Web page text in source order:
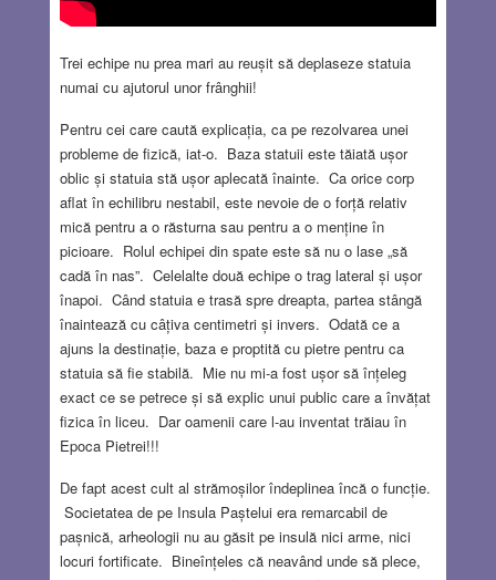
Trei echipe nu prea mari au reușit să deplaseze statuia
numai cu ajutorul unor frânghii!
Pentru cei care caută explicația, ca pe rezolvarea unei
probleme de fizică, iat-o. Baza statuii este tăiată ușor
oblic și statuia stă ușor aplecată înainte. Ca orice corp
aflat în echilibru nestabil, este nevoie de o forță relativ
mică pentru a o răsturna sau pentru a o menține în
picioare. Rolul echipei din spate este să nu o lase „să
cadă în nas”. Celelalte două echipe o trag lateral și ușor
înapoi. Când statuia e trasă spre dreapta, partea stângă
înaintează cu câțiva centimetri și invers. Odată ce a
ajuns la destinație, baza e proptită cu pietre pentru ca
statuia să fie stabilă. Mie nu mi-a fost ușor să înțeleg
exact ce se petrece și să explic unui public care a învățat
fizica în liceu. Dar oamenii care l-au inventat trăiau în
Epoca Pietrei!!!
De fapt acest cult al strămoșilor îndeplinea încă o funcție.
Societatea de pe Insula Paștelui era remarcabil de
pașnică, arheologii nu au găsit pe insulă nici arme, nici
locuri fortificate. Bineînțeles că neavând unde să plece,